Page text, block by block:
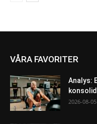
VÅRA FAVORITER
Analys:
2026-08-05